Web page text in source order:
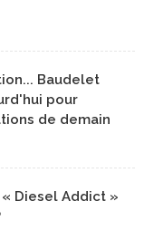
Baudelet
pour
de demain
Diesel Addict »